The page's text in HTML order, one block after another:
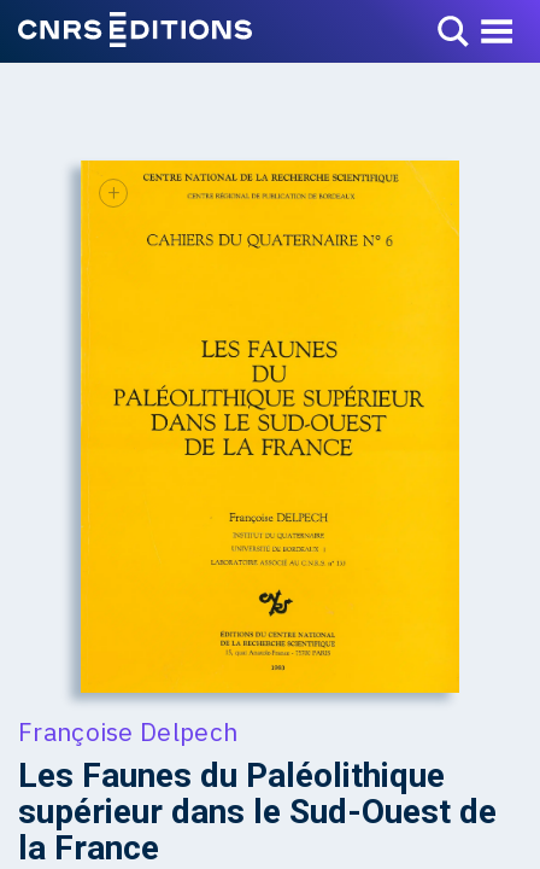
Toggle Menu
+
Françoise Delpech
Les Faunes du Paléolithique
supérieur dans le Sud-Ouest de
la France